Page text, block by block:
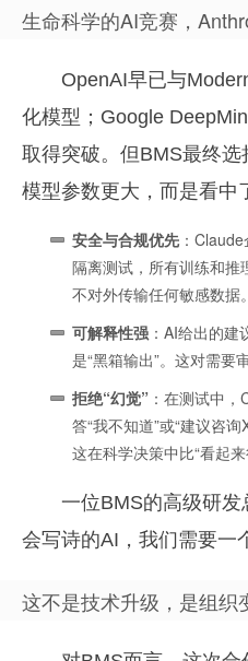
生命科学的AI竞赛，
OpenAI早已与
化模型；Google
取得突破。但BMS最终
模型参数更大，而是看中
安全与合规优先 ：
隔离测试，所有训练和推
不对外传输任何敏感数据。
可解释性强 ：AI给出的
是“黑箱输出”。这对需要
拒绝“幻觉” ：在测试中
答“我不知道”或“建议咨
这在科学决策中比“看起来
一位BMS的高级研发
会写诗的AI，我们需要一
这不是技术升级，是组织